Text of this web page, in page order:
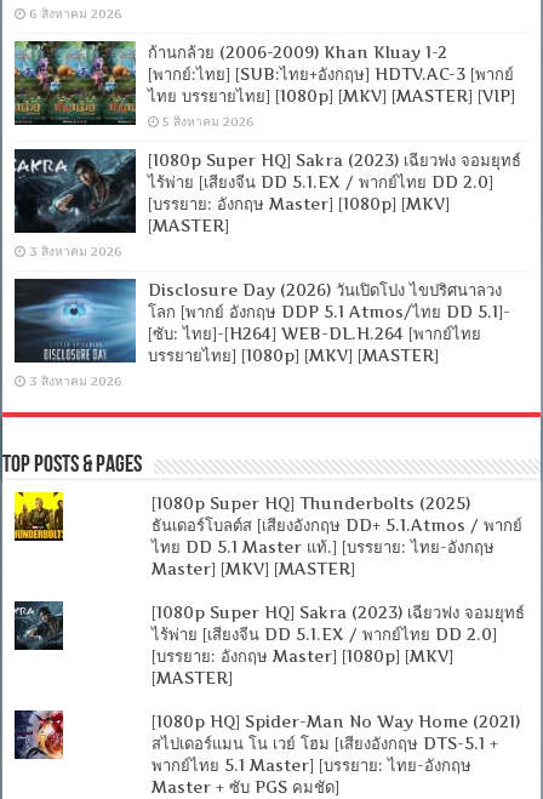
6 สิงหาคม 2026
ก้านกล้วย (2006-2009) Khan Kluay 1-2
[พากย์:ไทย] [SUB:ไทย+อังกฤษ] HDTV.AC-3 [พากย์
ไทย บรรยายไทย] [1080p] [MKV] [MASTER] [VIP]
5 สิงหาคม 2026
[1080p Super HQ] Sakra (2023) เฉียวฟง จอมยุทธ์
ไร้พ่าย [เสียงจีน DD 5.1.EX / พากย์ไทย DD 2.0]
[บรรยาย: อังกฤษ Master] [1080p] [MKV]
[MASTER]
3 สิงหาคม 2026
Disclosure Day (2026) วันเปิดโปง ไขปริศนาลวง
โลก [พากย์ อังกฤษ DDP 5.1 Atmos/ไทย DD 5.1]-
[ซับ: ไทย]-[H264] WEB-DL.H.264 [พากย์ไทย
บรรยายไทย] [1080p] [MKV] [MASTER]
3 สิงหาคม 2026
Top Posts & Pages
[1080p Super HQ] Thunderbolts (2025)
ธันเดอร์โบลต์ส [เสียงอังกฤษ DD+ 5.1.Atmos / พากย์
ไทย DD 5.1 Master แท้.] [บรรยาย: ไทย-อังกฤษ
Master] [MKV] [MASTER]
[1080p Super HQ] Sakra (2023) เฉียวฟง จอมยุทธ์
ไร้พ่าย [เสียงจีน DD 5.1.EX / พากย์ไทย DD 2.0]
[บรรยาย: อังกฤษ Master] [1080p] [MKV]
[MASTER]
[1080p HQ] Spider-Man No Way Home (2021)
สไปเดอร์แมน โน เวย์ โฮม [เสียงอังกฤษ DTS-5.1 +
พากย์ไทย 5.1 Master] [บรรยาย: ไทย-อังกฤษ
Master + ซับ PGS คมชัด]